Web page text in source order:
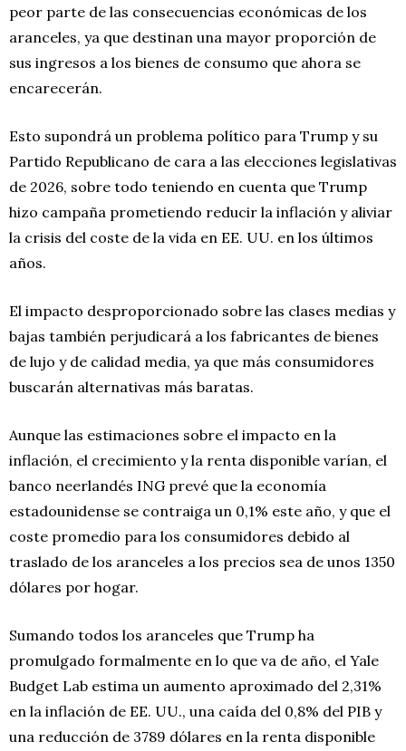
peor parte de las consecuencias económicas de los
aranceles, ya que destinan una mayor proporción de
sus ingresos a los bienes de consumo que ahora se
encarecerán.
Esto supondrá un problema político para Trump y su
Partido Republicano de cara a las elecciones legislativas
de 2026, sobre todo teniendo en cuenta que Trump
hizo campaña prometiendo reducir la inflación y aliviar
la crisis del coste de la vida en EE. UU. en los últimos
años.
El impacto desproporcionado sobre las clases medias y
bajas también perjudicará a los fabricantes de bienes
de lujo y de calidad media, ya que más consumidores
buscarán alternativas más baratas.
Aunque las estimaciones sobre el impacto en la
inflación, el crecimiento y la renta disponible varían, el
banco neerlandés ING prevé que la economía
estadounidense se contraiga un 0,1% este año, y que el
coste promedio para los consumidores debido al
traslado de los aranceles a los precios sea de unos 1350
dólares por hogar.
Sumando todos los aranceles que Trump ha
promulgado formalmente en lo que va de año, el Yale
Budget Lab estima un aumento aproximado del 2,31%
en la inflación de EE. UU., una caída del 0,8% del PIB y
una reducción de 3789 dólares en la renta disponible